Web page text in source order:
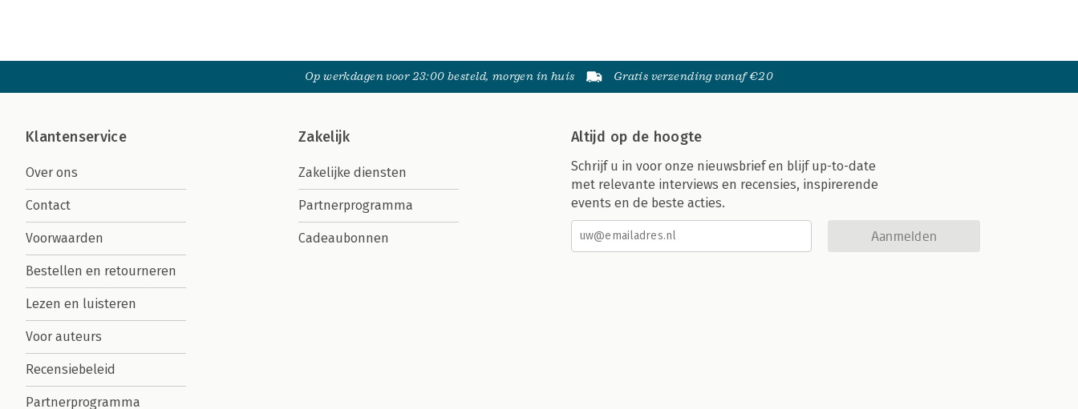
Op werkdagen voor 23:00 besteld, morgen in huis Gratis verzending vanaf €20
Klantenservice
Over ons
Contact
Voorwaarden
Bestellen en retourneren
Lezen en luisteren
Voor auteurs
Recensiebeleid
Partnerprogramma
Zakelijk
Zakelijke diensten
Partnerprogramma
Cadeaubonnen
Altijd op de hoogte
Schrijf u in voor onze nieuwsbrief en blijf up-to-date
met relevante interviews en recensies, inspirerende
events en de beste acties.
Aanmelden